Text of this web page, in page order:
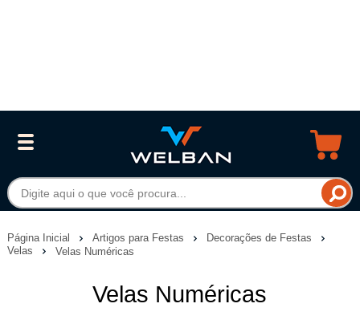
Página Inicial Artigos para Festas
Decorações de Festas
Velas
Velas Numéricas
Velas Numéricas